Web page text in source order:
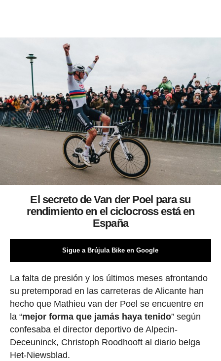
El secreto de Van der Poel para su
rendimiento en el ciclocross está en
España
Sigue a Brújula Bike en Google
La falta de presión y los últimos meses afrontando
su pretemporad en las carreteras de Alicante han
hecho que Mathieu van der Poel se encuentre en
la “mejor forma que jamás haya tenido” según
confesaba el director deportivo de Alpecin-
Deceuninck, Christoph Roodhooft al diario belga
Het-Niewsblad.